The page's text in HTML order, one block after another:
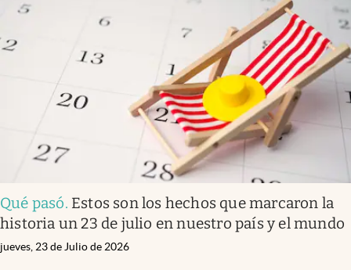
Qué pasó. Estos son los hechos que marcaron la
historia un 23 de julio en nuestro país y el mundo
jueves, 23 de Julio de 2026